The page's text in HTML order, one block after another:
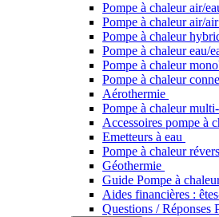
Pompe à chaleur air/
Pompe à chaleur air/air
Pompe à chaleur
Pompe à chaleur​ eau/
Pompe à chaleur
Pompe à chaleur
Aérothermie
Pompe à chaleur
Accessoires pompe à
Emetteurs à eau
Pompe à chaleur
Géothermie
Guide Pompe à
Aides financières :
Questions / Réponses